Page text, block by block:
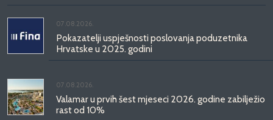
07.08.2026.
Pokazatelji uspješnosti poslovanja poduzetnika
Hrvatske u 2025. godini
07.08.2026.
Valamar u prvih šest mjeseci 2026. godine zabilježio
rast od 10%